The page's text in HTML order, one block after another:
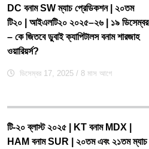
DC বনাম SW ম্যাচ প্রেডিকশন | ২০তম
টি২০ | আইএলটি২০ ২০২৫–২৬ | ১৯ ডিসেম্বর
– কে জিতবে ডুবাই ক্যাপিটালস বনাম শারজাহ
ওয়ারিয়র্স?
ডিসেম্বর 17, 2025 / 8 মাস আগে
টি-২০ ব্লাস্ট ২০২৫ | KT বনাম MDX |
HAM বনাম SUR | ২০তম এবং ২১তম ম্যাচ